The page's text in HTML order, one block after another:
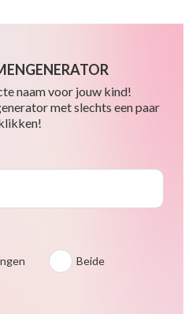
naam voor jouw kind!
met slechts een paar
Beide